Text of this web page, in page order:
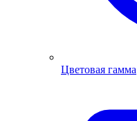
Цветовая гамма